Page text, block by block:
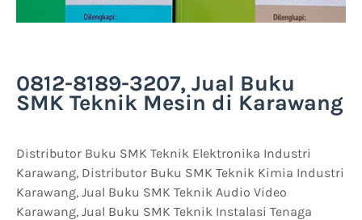
0812-8189-3207, Jual Buku
SMK Teknik Mesin di Karawang
Distributor Buku SMK Teknik Elektronika Industri
Karawang, Distributor Buku SMK Teknik Kimia Industri
Karawang, Jual Buku SMK Teknik Audio Video
Karawang, Jual Buku SMK Teknik Instalasi Tenaga